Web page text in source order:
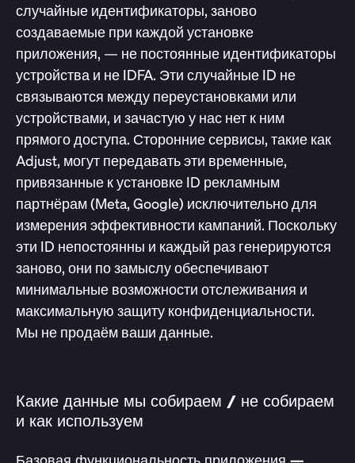
случайные идентификаторы, заново
создаваемые при каждой установке
приложения, — не постоянные идентификаторы
устройства и не IDFA. Эти случайные ID не
связываются между переустановками или
устройствами, и зачастую у нас нет к ним
прямого доступа. Сторонние сервисы, такие как
Adjust, могут передавать эти временные,
привязанные к установке ID рекламным
партнёрам (Meta, Google) исключительно для
измерения эффективности кампаний. Поскольку
эти ID непостоянны и каждый раз генерируются
заново, они по замыслу обеспечивают
минимальные возможности отслеживания и
максимальную защиту конфиденциальности.
Мы не продаём ваши данные.
Какие данные мы собираем / не собираем
и как используем